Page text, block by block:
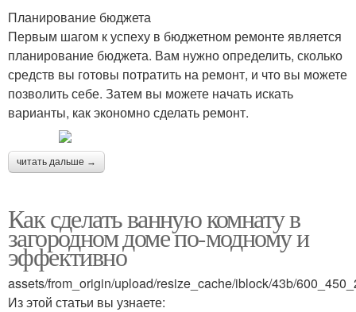
Планирование бюджета
Первым шагом к успеху в бюджетном ремонте является
планирование бюджета. Вам нужно определить, сколько
средств вы готовы потратить на ремонт, и что вы можете
позволить себе. Затем вы можете начать искать
варианты, как экономно сделать ремонт.
читать дальше →
Как сделать ванную комнату в
загородном доме по-модному и
эффективно
assets/from_origin/upload/resize_cache/iblock/43b/
Из этой статьи вы узнаете: